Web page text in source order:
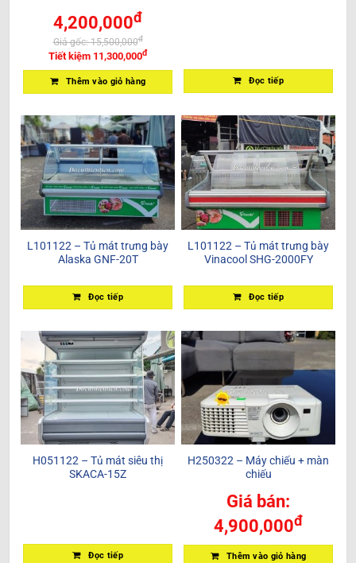
4,200,000đ
Giá gốc:15,500,000đ
Tiết kiệm 11,300,000đ
Thêm vào giỏ hàng Đọc tiếp
L101122 – Tủ mát trưng bày
Alaska GNF-20T
Đọc tiếp
L101122 – Tủ mát trưng bày
Vinacool SHG-2000FY
Đọc tiếp
H051122 – Tủ mát siêu thị
SKACA-15Z
Đọc tiếp
H250322 – Máy chiếu + màn
chiếu
Giá bán:
4,900,000đ
Thêm vào giỏ hàng